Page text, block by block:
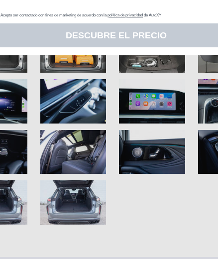
Acepto ser contactado con fines de marketing de acuerdo con lapolítica de privacidad de AutoXY
DESCUBRE EL PRECIO